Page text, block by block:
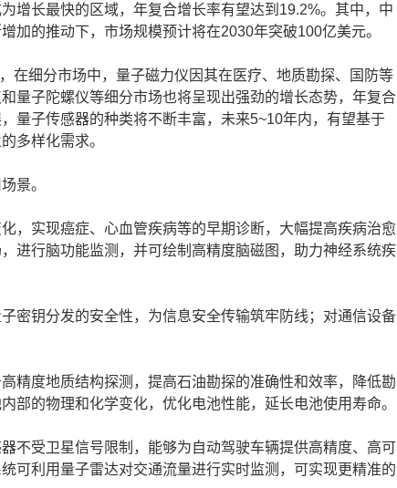
增长最快的区域，年复合增长率有望达到19.2%。其中，中
加的推动下，市场规模预计将在2030年突破100亿美元。
细分市场中，量子磁力仪因其在医疗、地质勘探、国防等
量子陀螺仪等细分市场也将呈现出强劲的增长态势，年复合
量子传感器的种类将不断丰富，未来5~10年内，有望基于
多样化需求。
景。
实现癌症、心血管疾病等的早期诊断，大幅提高疾病治愈
进行脑功能监测，并可绘制高精度脑磁图，助力神经系统疾
钥分发的安全性，为信息安全传输筑牢防线；对通信设备
度地质结构探测，提高石油勘探的准确性和效率，降低勘
部的物理和化学变化，优化电池性能，延长电池使用寿命。
受卫星信号限制，能够为自动驾驶车辆提供高精度、高可
可利用量子雷达对交通流量进行实时监测，可实现更精准的